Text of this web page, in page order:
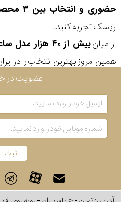
حضوری و انتخاب بین ۳ محصول
ریسک تجربه کنید.
از میانبیش از ۴۰ هزار مدل ساعت و اکسسوری اورجینال
همین امروز بهترین انتخاب را در
عضویت در